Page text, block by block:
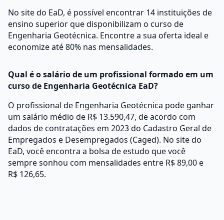
No site do EaD, é possível encontrar 14 instituições de
ensino superior que disponibilizam o curso de
Engenharia Geotécnica. Encontre a sua oferta ideal e
economize até 80% nas mensalidades.
Qual é o salário de um profissional formado em um
curso de Engenharia Geotécnica EaD?
O profissional de Engenharia Geotécnica pode ganhar
um salário médio de R$ 13.590,47, de acordo com
dados de contratações em 2023 do Cadastro Geral de
Empregados e Desempregados (Caged). No site do
EaD, você encontra a bolsa de estudo que você
sempre sonhou com mensalidades entre R$ 89,00 e
R$ 126,65.